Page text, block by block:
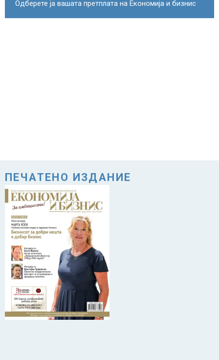
Одберете ја вашата претплата на Економија и бизнис
ПЕЧАТЕНО ИЗДАНИЕ